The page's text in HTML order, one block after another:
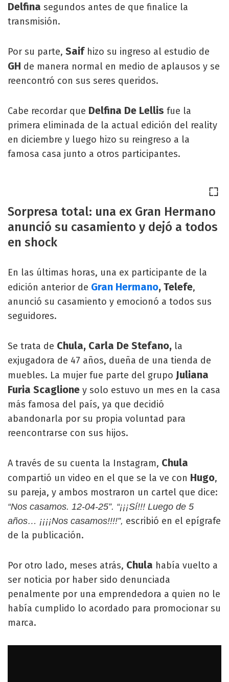
Delfina segundos antes de que finalice la
transmisión.
Por su parte, Saif hizo su ingreso al estudio de
GH de manera normal en medio de aplausos y se
reencontró con sus seres queridos.
Cabe recordar que Delfina De Lellis fue la
primera eliminada de la actual edición del reality
en diciembre y luego hizo su reingreso a la
famosa casa junto a otros participantes.
Sorpresa total: una ex Gran Hermano
anunció su casamiento y dejó a todos
en shock
En las últimas horas, una ex participante de la
edición anterior de Gran Hermano, Telefe,
anunció su casamiento y emocionó a todos sus
seguidores.
Se trata de Chula, Carla De Stefano, la
exjugadora de 47 años, dueña de una tienda de
muebles. La mujer fue parte del grupo Juliana
Furia Scaglione y solo estuvo un mes en la casa
más famosa del país, ya que decidió
abandonarla por su propia voluntad para
reencontrarse con sus hijos.
A través de su cuenta la Instagram, Chula
compartió un video en el que se la ve con Hugo,
su pareja, y ambos mostraron un cartel que dice:
“Nos casamos. 12-04-25”. “¡¡¡Sí!!! Luego de 5
años… ¡¡¡¡Nos casamos!!!!”, escribió en el epígrafe
de la publicación.
Por otro lado, meses atrás, Chula había vuelto a
ser noticia por haber sido denunciada
penalmente por una emprendedora a quien no le
había cumplido lo acordado para promocionar su
marca.